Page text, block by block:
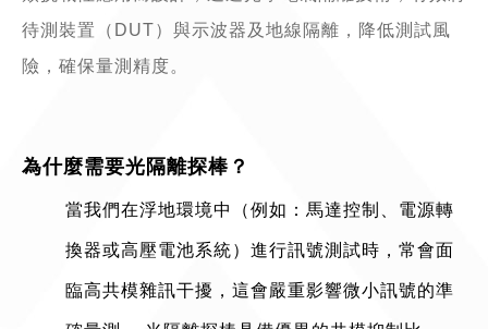
待測裝置（DUT）與示波器及地線隔離，降低測試風
險，確保量測精度。
為什麼需要光隔離探棒？
當我們在浮地環境中（例如：馬達控制、電源轉
換器或高壓電池系統）進行訊號測試時，常會面
臨高共模雜訊干擾，這會嚴重影響微小訊號的準